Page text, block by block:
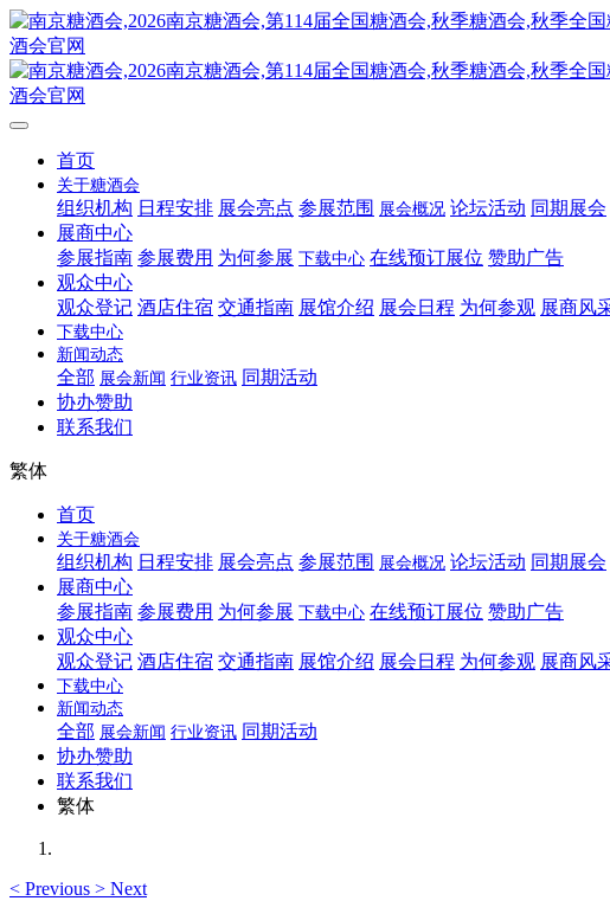
首页
关于糖酒会
组织机构 日程安排 展会亮点 参展范围 展会概况 论坛活动 同期展会
展商中心
参展指南 参展费用 为何参展 下载中心 在线预订展位 赞助广告
观众中心
观众登记 酒店住宿 交通指南 展馆介绍 展会日程 为何参观 展商风
下载中心
新闻动态
全部 展会新闻 行业资讯 同期活动
协办赞助
联系我们
繁体
首页
关于糖酒会
组织机构 日程安排 展会亮点 参展范围 展会概况 论坛活动 同期展会
展商中心
参展指南 参展费用 为何参展 下载中心 在线预订展位 赞助广告
观众中心
观众登记 酒店住宿 交通指南 展馆介绍 展会日程 为何参观 展商风
下载中心
新闻动态
全部 展会新闻 行业资讯 同期活动
协办赞助
联系我们
繁体
< Previous > Next